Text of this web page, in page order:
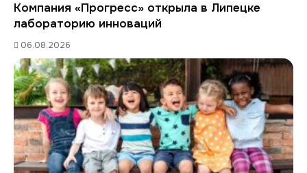
Компания «Прогресс» открыла в Липецке
лабораторию инноваций
06.08.2026